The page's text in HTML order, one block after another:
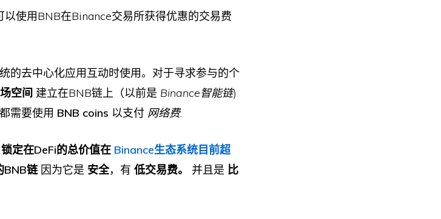
使用BNB在Binance交易所获得优惠的交易费
的去中心化应用互动时使用。对于寻求参与的个
空间 建立在BNB链上（以前是 Binance智能链)
需要使用 BNB coins 以支付 网络费.
锁定在DeFi的总价值在 Binance生态系统目前超
BNB链因为它是 安全，有 低交易费。 并且是 比